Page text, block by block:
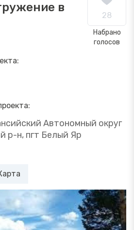
в
28
Набрано
голосов
Автономный округ
р-н, пгт Белый Яр